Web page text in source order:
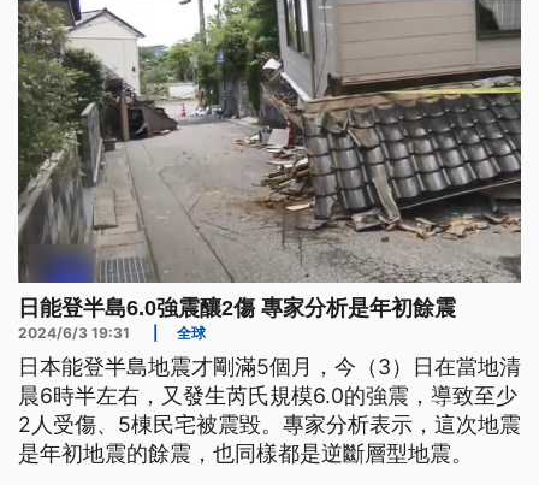
日能登半島6.0強震釀2傷 專家分析是年初餘震
2024/6/3 19:31 全球
日本能登半島地震才剛滿5個月，今（3）日在當地清
晨6時半左右，又發生芮氏規模6.0的強震，導致至少
2人受傷、5棟民宅被震毀。專家分析表示，這次地震
是年初地震的餘震，也同樣都是逆斷層型地震。